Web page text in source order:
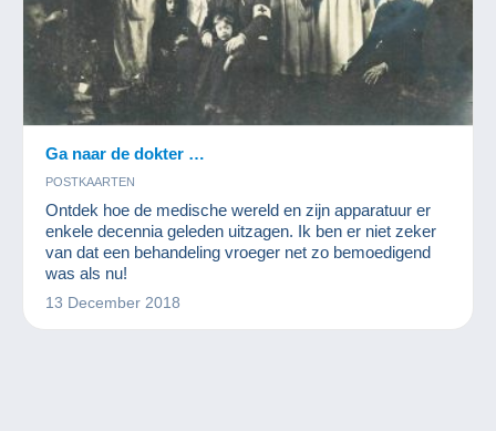
Ga naar de dokter …
POSTKAARTEN
Ontdek hoe de medische wereld en zijn apparatuur er
enkele decennia geleden uitzagen. Ik ben er niet zeker
van dat een behandeling vroeger net zo bemoedigend
was als nu!
13 December 2018